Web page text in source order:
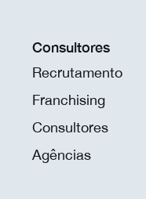
Consultores
Recrutamento
Franchising
Consultores
Agências